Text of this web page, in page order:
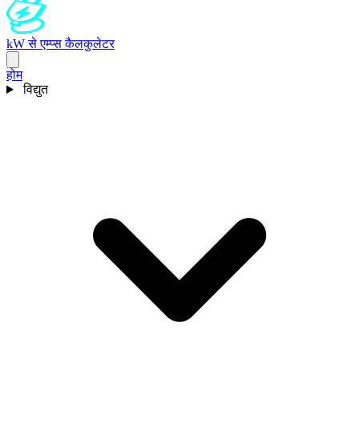
kW से एम्प्स कैलकुलेटर
होम
विद्युत